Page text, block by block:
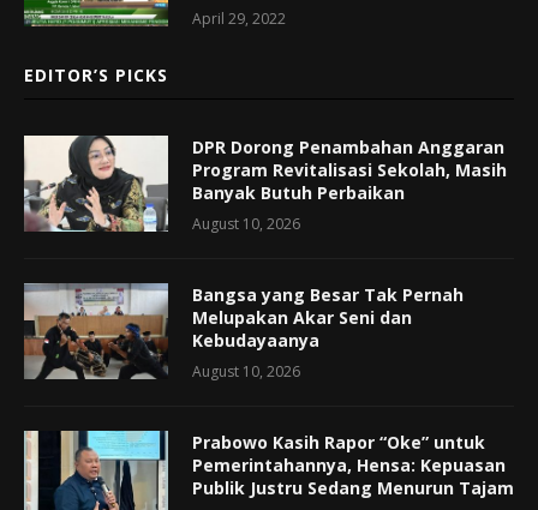
April 29, 2022
EDITOR’S PICKS
DPR Dorong Penambahan Anggaran
Program Revitalisasi Sekolah, Masih
Banyak Butuh Perbaikan
August 10, 2026
Bangsa yang Besar Tak Pernah
Melupakan Akar Seni dan
Kebudayaanya
August 10, 2026
Prabowo Kasih Rapor “Oke” untuk
Pemerintahannya, Hensa: Kepuasan
Publik Justru Sedang Menurun Tajam